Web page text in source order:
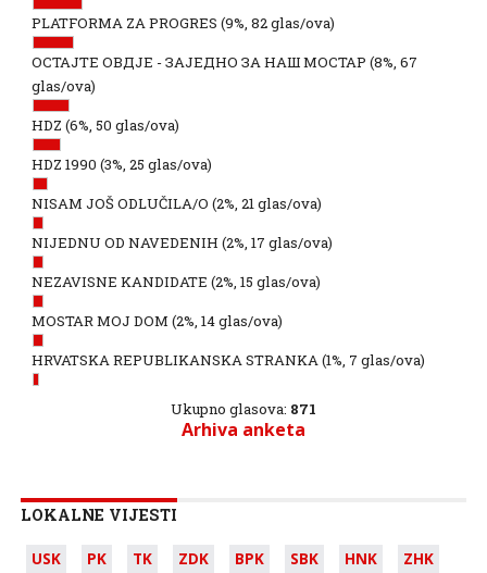
PLATFORMA ZA PROGRES (9%, 82 glas/ova)
ОСТАЈТЕ ОВДЈЕ - ЗАЈЕДНО ЗА НАШ МОСТАР (8%, 67
glas/ova)
HDZ (6%, 50 glas/ova)
HDZ 1990 (3%, 25 glas/ova)
NISAM JOŠ ODLUČILA/O (2%, 21 glas/ova)
NIJEDNU OD NAVEDENIH (2%, 17 glas/ova)
NEZAVISNE KANDIDATE (2%, 15 glas/ova)
MOSTAR MOJ DOM (2%, 14 glas/ova)
HRVATSKA REPUBLIKANSKA STRANKA(1%, 7 glas/ova)
Ukupno glasova: 871
Arhiva anketa
LOKALNE VIJESTI
USK PK TK ZDK BPK SBK HNK
ZHK